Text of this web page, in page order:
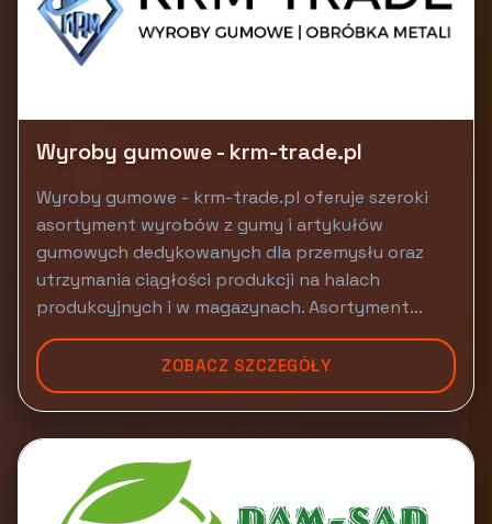
Wyroby gumowe - krm-trade.pl
Wyroby gumowe - krm-trade.pl oferuje szeroki
asortyment wyrobów z gumy i artykułów
gumowych dedykowanych dla przemysłu oraz
utrzymania ciągłości produkcji na halach
produkcyjnych i w magazynach. Asortyment...
ZOBACZ SZCZEGÓŁY